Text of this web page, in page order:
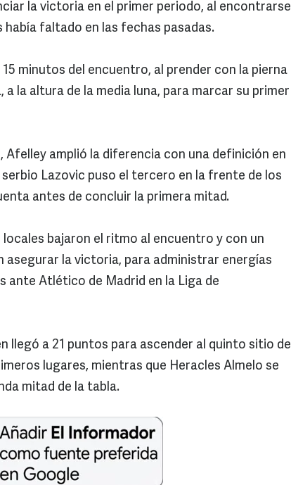
la victoria en el primer periodo, al encontrarse
faltado en las fechas pasadas.
minutos del encuentro, al prender con la pierna
la altura de la media luna, para marcar su primer
Afelley amplió la diferencia con una definición en
Lazovic puso el tercero en la frente de los
antes de concluir la primera mitad.
bajaron el ritmo al encuentro y con un
asegurar la victoria, para administrar energías
ante Atlético de Madrid en la Liga de
llegó a 21 puntos para ascender al quinto sitio de
lugares, mientras que Heracles Almelo se
mitad de la tabla.